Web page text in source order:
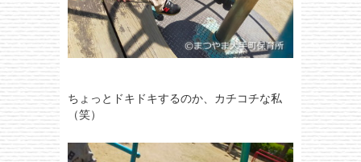
ちょっとドキドキするのか、カチコチな私
（笑）